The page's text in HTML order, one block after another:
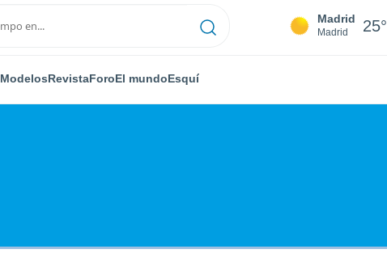
Madrid
Madrid 25°
ModelosRevistaForoEl mundoEsquí